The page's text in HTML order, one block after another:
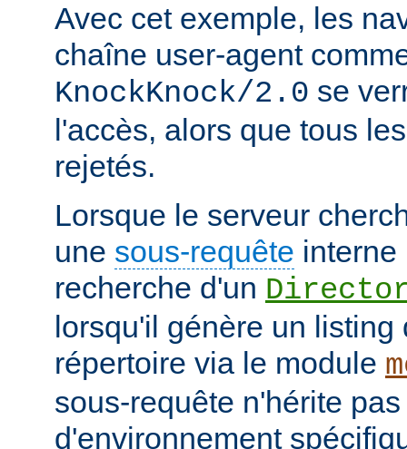
Avec cet exemple, les
chaîne user-agent
KnockKnock/2.0 se
l'accès, alors que tous
rejetés.
Lorsque le serveur
une sous-requête interne
recherche d'un
lorsqu'il génère un
répertoire via le module
sous-requête n'hérite
d'environnement